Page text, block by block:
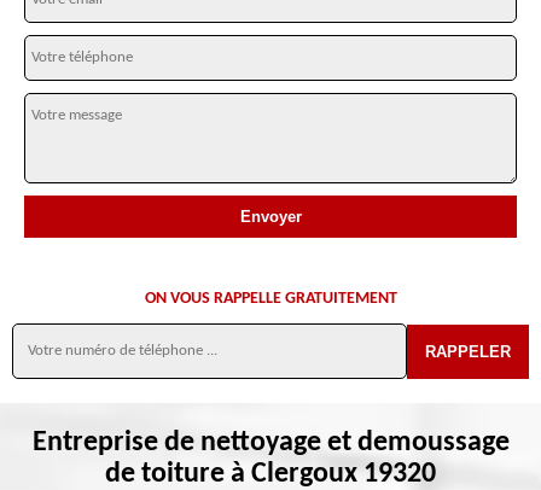
ON VOUS RAPPELLE GRATUITEMENT
Entreprise de nettoyage et demoussage
de toiture à Clergoux 19320